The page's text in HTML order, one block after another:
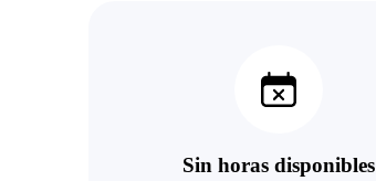
Sin horas disponibles